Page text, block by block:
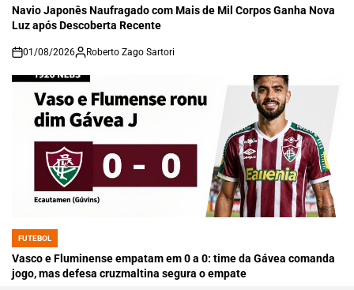
IN
Navio Japonês Naufragado com Mais de Mil Corpos Ganha Nova
Luz após Descoberta Recente
on
01/08/2026 Roberto Zago Sartori
POSTED
IN
FUTEBOL
Vasco e Fluminense empatam em 0 a 0: time da Gávea comanda
jogo, mas defesa cruzmaltina segura o empate